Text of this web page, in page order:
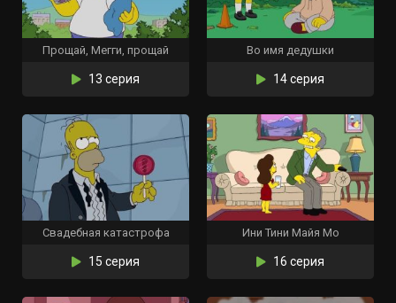
Прощай, Мегги, прощай
13 серия
Во имя дедушки
14 серия
Свадебная катастрофа
15 серия
Ини Тини Майя Мо
16 серия